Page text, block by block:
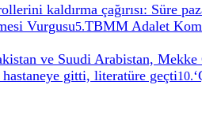
kaldırma çağırısı: Süre
Vurgusu5.TBMM Adalet
ve Suudi Arabistan, Mekke
gitti, literatüre geçti10.